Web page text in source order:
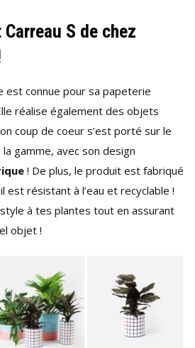
S de chez
est connue pour sa papeterie
réalise également des objets
coup de coeur s’est porté sur le
gamme, avec son design
! De plus, le produit est fabriqué
est résistant à l’eau et recyclable !
à tes plantes tout en assurant
objet !